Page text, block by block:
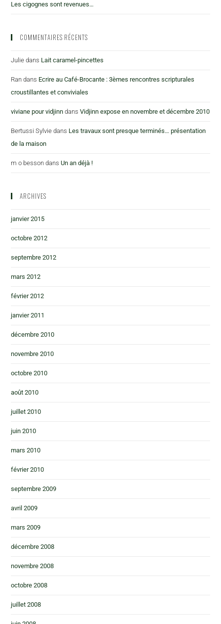
Les cigognes sont revenues…
COMMENTAIRES RÉCENTS
Julie dans Lait caramel-pincettes
Ran dans Ecrire au Café-Brocante : 3èmes rencontres scripturales
croustillantes et conviviales
viviane pour vidjinn dansVidjinn expose en novembre et décembre 2010
Bertussi Sylvie dans Les travaux sont presque terminés… présentation
de la maison
m o besson dansUn an déjà !
ARCHIVES
janvier 2015
octobre 2012
septembre 2012
mars 2012
février 2012
janvier 2011
décembre 2010
novembre 2010
octobre 2010
août 2010
juillet 2010
juin 2010
mars 2010
février 2010
septembre 2009
avril 2009
mars 2009
décembre 2008
novembre 2008
octobre 2008
juillet 2008